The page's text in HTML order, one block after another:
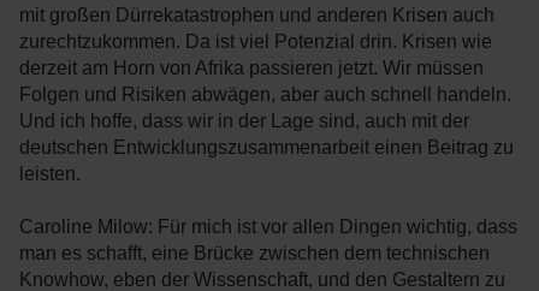
mit großen Dürrekatastrophen und anderen Krisen auch
zurechtzukommen. Da ist viel Potenzial drin. Krisen wie
derzeit am Horn von Afrika passieren jetzt. Wir müssen
Folgen und Risiken abwägen, aber auch schnell handeln.
Und ich hoffe, dass wir in der Lage sind, auch mit der
deutschen Entwicklungszusammenarbeit einen Beitrag zu
leisten.
Caroline Milow: Für mich ist vor allen Dingen wichtig, dass
man es schafft, eine Brücke zwischen dem technischen
Knowhow, eben der Wissenschaft, und den Gestaltern zu